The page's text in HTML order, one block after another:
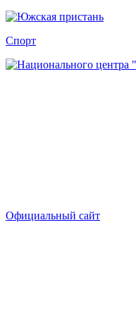
Спорт
Официальный сайт